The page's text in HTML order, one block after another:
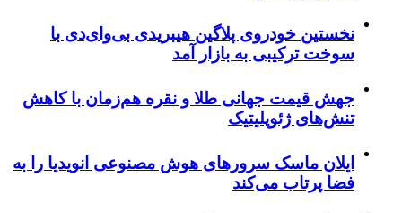
نخستین خودروی پلاگین هیبریدی بی‌وای‌دی با
سوخت ترکیبی به بازار آمد
جهش قیمت جهانی طلا و نقره هم‌زمان با کاهش
تنش‌های ژئوپلیتیک
ایلان ماسک سرورهای هوش مصنوعی انویدیا را به
فضا پرتاب می‌کند